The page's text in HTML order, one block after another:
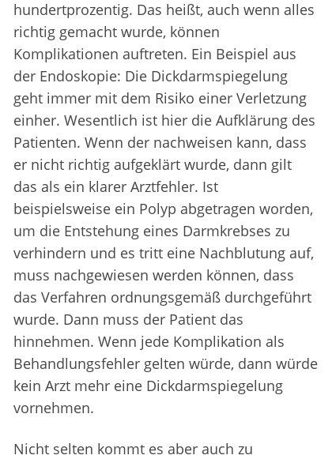
hundertprozentig. Das heißt, auch wenn alles
richtig gemacht wurde, können
Komplikationen auftreten. Ein Beispiel aus
der Endoskopie: Die Dickdarmspiegelung
geht immer mit dem Risiko einer Verletzung
einher. Wesentlich ist hier die Aufklärung des
Patienten. Wenn der nachweisen kann, dass
er nicht richtig aufgeklärt wurde, dann gilt
das als ein klarer Arztfehler. Ist
beispielsweise ein Polyp abgetragen worden,
um die Entstehung eines Darmkrebses zu
verhindern und es tritt eine Nachblutung auf,
muss nachgewiesen werden können, dass
das Verfahren ordnungsgemäß durchgeführt
wurde. Dann muss der Patient das
hinnehmen. Wenn jede Komplikation als
Behandlungsfehler gelten würde, dann würde
kein Arzt mehr eine Dickdarmspiegelung
vornehmen.
Nicht selten kommt es aber auch zu